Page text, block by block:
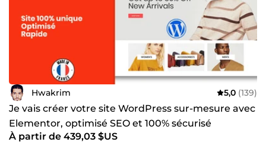
Hwakrim 5,0 (139)
Je vais créer votre site WordPress sur-mesure avec
Elementor, optimisé SEO et 100% sécurisé
À partir de 439,03 $US